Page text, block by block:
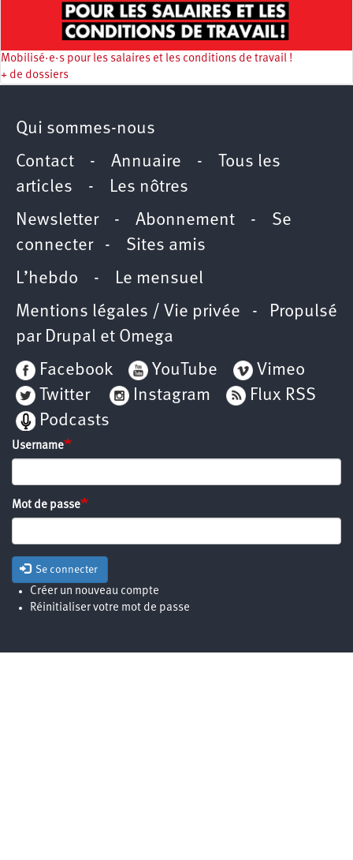
Mobilisé·e·s pour les salaires et les conditions de travail !
+ de dossiers
Qui sommes-nous
Contact - Annuaire -
Tous les
articles - Les nôtres
Newsletter- Abonnement - Se
connecter- Sites amis
L’hebdo - Le mensuel
Mentions légales / Vie privée - Propulsé
par Drupal et Omega
Facebook
YouTube
Vimeo
Twitter
Instagram
Flux RSS
Podcasts
Username
Mot de passe
Se connecter
Créer un nouveau compte
Réinitialiser votre mot de passe